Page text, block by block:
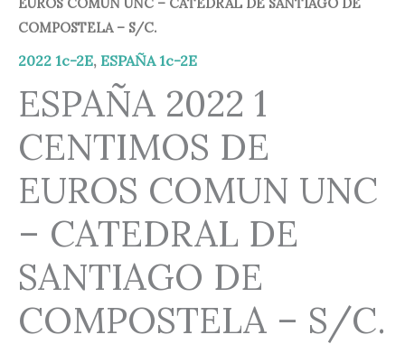
COMPOSTELA – S/C.
2022 1c-2E, ESPAÑA 1c-2E
ESPAÑA 2022 1
CENTIMOS DE
EUROS COMUN UNC
– CATEDRAL DE
SANTIAGO DE
COMPOSTELA – S/C.
1,80 €.0,80 €.
COMUN
UNC
-
DE
SANTIAGO
DE
COMPOSTELA
S/C.
cantidad